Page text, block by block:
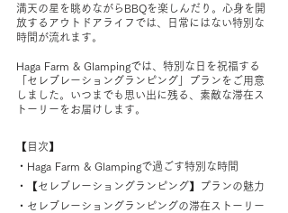
満天の星を眺めながらBBQを楽しんだり。心身を開
放するアウトドアライフでは、日常にはない特別な
時間が流れます。
Haga Farm & Glampingでは、特別な日を祝福する
「セレブレーショングランピング」プランをご用意
しました。いつまでも思い出に残る、素敵な滞在ス
トーリーをお届けします。
【目次】
・Haga Farm & Glampingで過ごす特別な時間
・【セレブレーショングランピング】プランの魅力
・セレブレーショングランピングの滞在ストーリー